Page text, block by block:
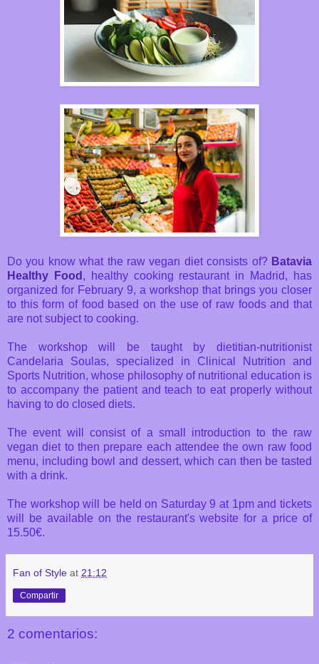
Do you know what the raw vegan diet consists of? Batavia
Healthy Food , healthy cooking restaurant in Madrid, has
organized for February 9, a workshop that brings you closer
to this form of food based on the use of raw foods and that
are not subject to cooking.
The workshop will be taught by dietitian-nutritionist
Candelaria Soulas, specialized in Clinical Nutrition and
Sports Nutrition, whose philosophy of nutritional education is
to accompany the patient and teach to eat properly without
having to do closed diets.
The event will consist of a small introduction to the raw
vegan diet to then prepare each attendee the own raw food
menu, including bowl and dessert, which can then be tasted
with a drink.
The workshop will be held on Saturday 9 at 1pm and tickets
will be available on the restaurant's website for a price of
15.50€.
Fan of Style at 21:12
Compartir
2 comentarios: